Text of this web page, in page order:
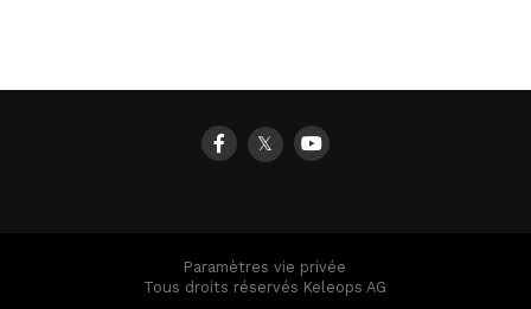
𝕏
Paramètres vie privée
Tous droits réservés Keleops AG